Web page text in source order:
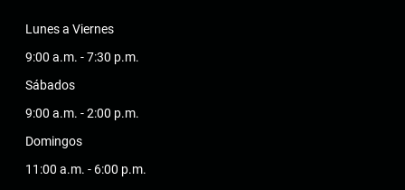
Lunes a Viernes
9:00 a.m. - 7:30 p.m.
Sábados
9:00 a.m. - 2:00 p.m.
Domingos
11:00 a.m. - 6:00 p.m.